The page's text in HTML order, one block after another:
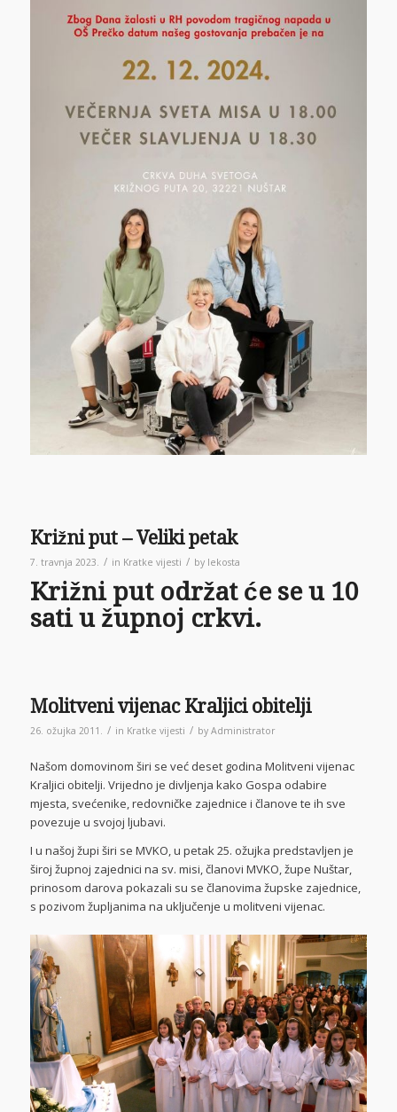
Križni put – Veliki petak
7. travnja 2023. / in Kratke vijesti / by lekosta
Križni put održat će se u 10
sati u župnoj crkvi.
Molitveni vijenac Kraljici obitelji
26. ožujka 2011. / in Kratke vijesti / by Administrator
Našom domovinom širi se već deset godina Molitveni vijenac
Kraljici obitelji. Vrijedno je divljenja kako Gospa odabire
mjesta, svećenike, redovničke zajednice i članove te ih sve
povezuje u svojoj ljubavi.
I u našoj župi širi se MVKO, u petak 25. ožujka predstavljen je
široj župnoj zajednici na sv. misi, članovi MVKO, župe Nuštar,
prinosom darova pokazali su se članovima župske zajednice,
s pozivom župljanima na uključenje u molitveni vijenac.